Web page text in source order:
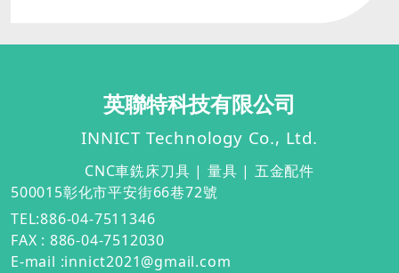
英聯特科技有限公司
INNICT Technology Co., Ltd.
CNC車銑床刀具 | 量具 | 五金配件
500015彰化市平安街66巷72號
TEL:886-04-7511346
FAX : 886-04-7512030
E-mail :innict2021@gmail.com